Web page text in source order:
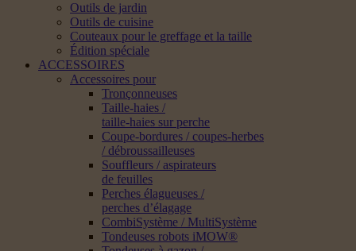
Outils de jardin
Outils de cuisine
Couteaux pour le greffage et la taille
Édition spéciale
ACCESSOIRES
Accessoires pour
Tronçonneuses
Taille-haies /
taille-haies sur perche
Coupe-bordures / coupes-herbes
/ débroussailleuses
Souffleurs / aspirateurs
de feuilles
Perches élagueuses /
perches d’élagage
CombiSystème / MultiSystème
Tondeuses robots iMOW®